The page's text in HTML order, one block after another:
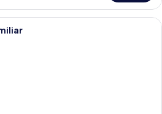
Habitación de hotel con tres camas